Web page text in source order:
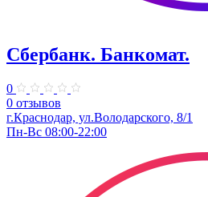
Сбербанк. Банкомат.
0
0 отзывов
​г.Краснодар, ул.​Володарского, 8/1
Пн-Вс 08:00-22:00